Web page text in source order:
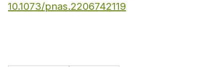
10.1073/pnas.2206742119